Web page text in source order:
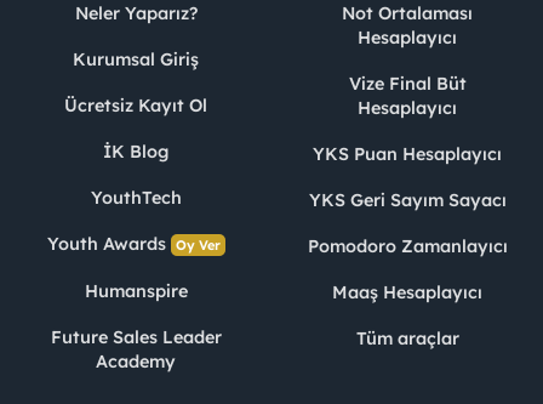
Neler Yaparız?
Kurumsal Giriş
Ücretsiz Kayıt Ol
İK Blog
YouthTech
Youth Awards Oy Ver
Humanspire
Future Sales Leader
Academy
Not Ortalaması
Hesaplayıcı
Vize Final Büt
Hesaplayıcı
YKS Puan Hesaplayıcı
YKS Geri Sayım Sayacı
Pomodoro Zamanlayıcı
Maaş Hesaplayıcı
Tüm araçlar